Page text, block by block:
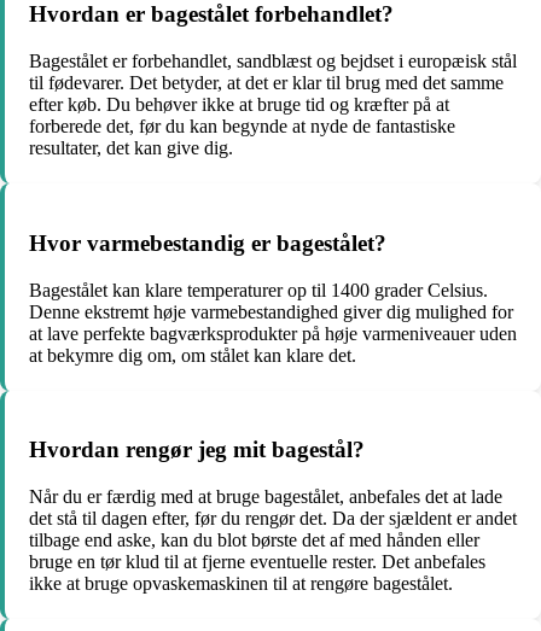
Hvordan er bagestålet forbehandlet?
Bagestålet er forbehandlet, sandblæst og bejdset i europæisk stål
til fødevarer. Det betyder, at det er klar til brug med det samme
efter køb. Du behøver ikke at bruge tid og kræfter på at
forberede det, før du kan begynde at nyde de fantastiske
resultater, det kan give dig.
Hvor varmebestandig er bagestålet?
Bagestålet kan klare temperaturer op til 1400 grader Celsius.
Denne ekstremt høje varmebestandighed giver dig mulighed for
at lave perfekte bagværksprodukter på høje varmeniveauer uden
at bekymre dig om, om stålet kan klare det.
Hvordan rengør jeg mit bagestål?
Når du er færdig med at bruge bagestålet, anbefales det at lade
det stå til dagen efter, før du rengør det. Da der sjældent er andet
tilbage end aske, kan du blot børste det af med hånden eller
bruge en tør klud til at fjerne eventuelle rester. Det anbefales
ikke at bruge opvaskemaskinen til at rengøre bagestålet.